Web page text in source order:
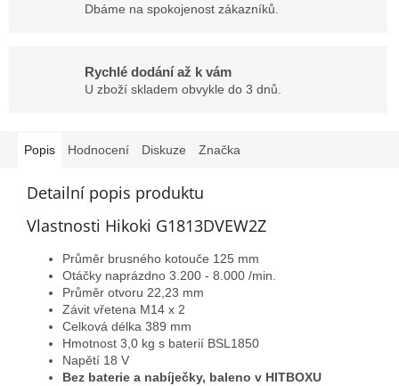
Dbáme na spokojenost zákazníků.
Rychlé dodání až k vám
U zboží skladem obvykle do 3 dnů.
Popis Hodnocení Diskuze Značka
Detailní popis produktu
Vlastnosti Hikoki G1813DVEW2Z
Průměr brusného kotouče 125 mm
Otáčky naprázdno 3.200 - 8.000 /min.
Průměr otvoru 22,23 mm
Závit vřetena M14 x 2
Celková délka 389 mm
Hmotnost 3,0 kg s baterií BSL1850
Napětí 18 V
Bez baterie a nabíječky, baleno v HITBOXU